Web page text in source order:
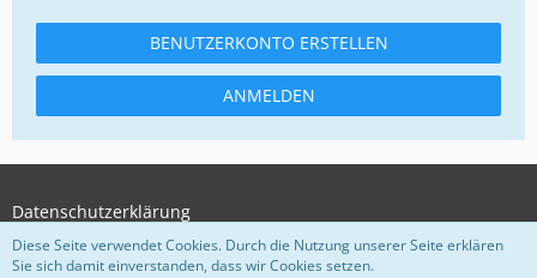
BENUTZERKONTO ERSTELLEN
ANMELDEN
Datenschutzerklärung
Diese Seite verwendet Cookies. Durch die Nutzung unserer Seite erklären
Sie sich damit einverstanden, dass wir Cookies setzen.